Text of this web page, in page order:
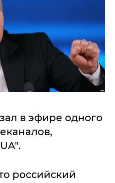
в эфире одного
российский